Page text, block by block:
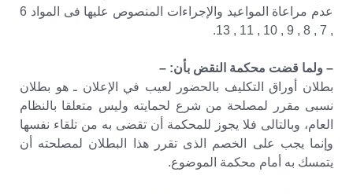
عدم مراعاة المواعيد والإجراءات المنصوص عليها فى المواد 6
, 7 , 8 , 9 , 10 , 11 , 13.
– ولما قضت محكمة النقض بأن: –
بطلان أوراق التكليف بالحضور لعيب في الإعلان ـ هو بطلان
نسبى مقرر لمصلحة من شرع لحمايته وليس متعلقا بالنظام
العام، وبالتالى فلا يجوز للمحكمة أن تقضى به من تلقاء نفسها
وإنما يجب على الخصم الذى تقرر هذا البطلان لمصلحته أن
يتمسك به أمام محكمة الموضوع.